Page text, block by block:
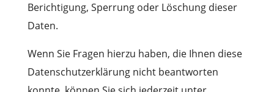
Berichtigung, Sperrung oder Löschung dieser
Daten.
Wenn Sie Fragen hierzu haben, die Ihnen diese
Datenschutzerklärung nicht beantworten